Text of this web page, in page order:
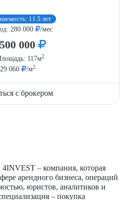
11.5 лет
280 000
/мес
000
117м2
060 /м2
с брокером
– компания, которая
арендного бизнеса, операций
юристов, аналитиков и
– покупка